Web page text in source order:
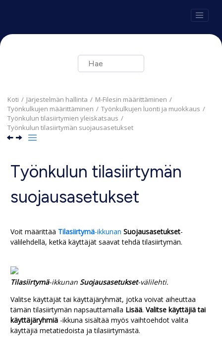
Koti Järjestelmän hallinta M-Filesin määrittäminen
Työnkulkujen määrittäminen
Työnkulkujen luonti ja muokkaus
Työnkulun tilasiirtymien yleiskatsaus
Työnkulun tilasiirtymän suojausasetukset
Työnkulun tilasiirtymän
suojausasetukset
Voit määrittää Tilasiirtymä-ikkunan Suojausasetukset-
välilehdellä, ketkä käyttäjät saavat tehdä tilasiirtymän.
Tilasiirtymä-ikkunan Suojausasetukset-välilehti.
Valitse käyttäjät tai käyttäjäryhmät, jotka voivat aiheuttaa
tämän tilasiirtymän napsauttamalla Lisää. Valitse käyttäjiä tai
käyttäjäryhmiä -ikkuna sisältää myös vaihtoehdot valita
käyttäjiä metatiedoista ja tilasiirtymästä.